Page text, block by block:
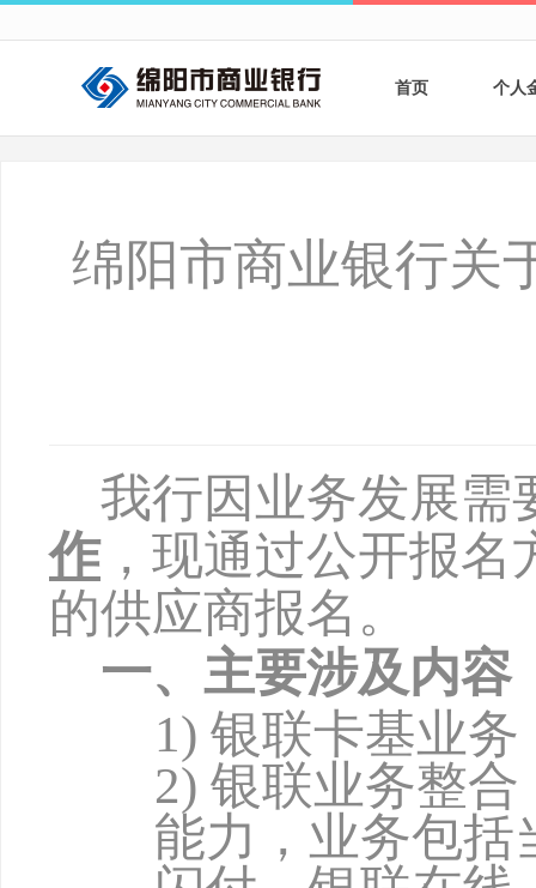
首页 个人
银
绵阳市商业银行关
我行因业务发展需
作，现通过公开报名
的供应商报名。
一、主要涉及内容
1) 银联卡基业
2) 银联业务整
能力，业务包括